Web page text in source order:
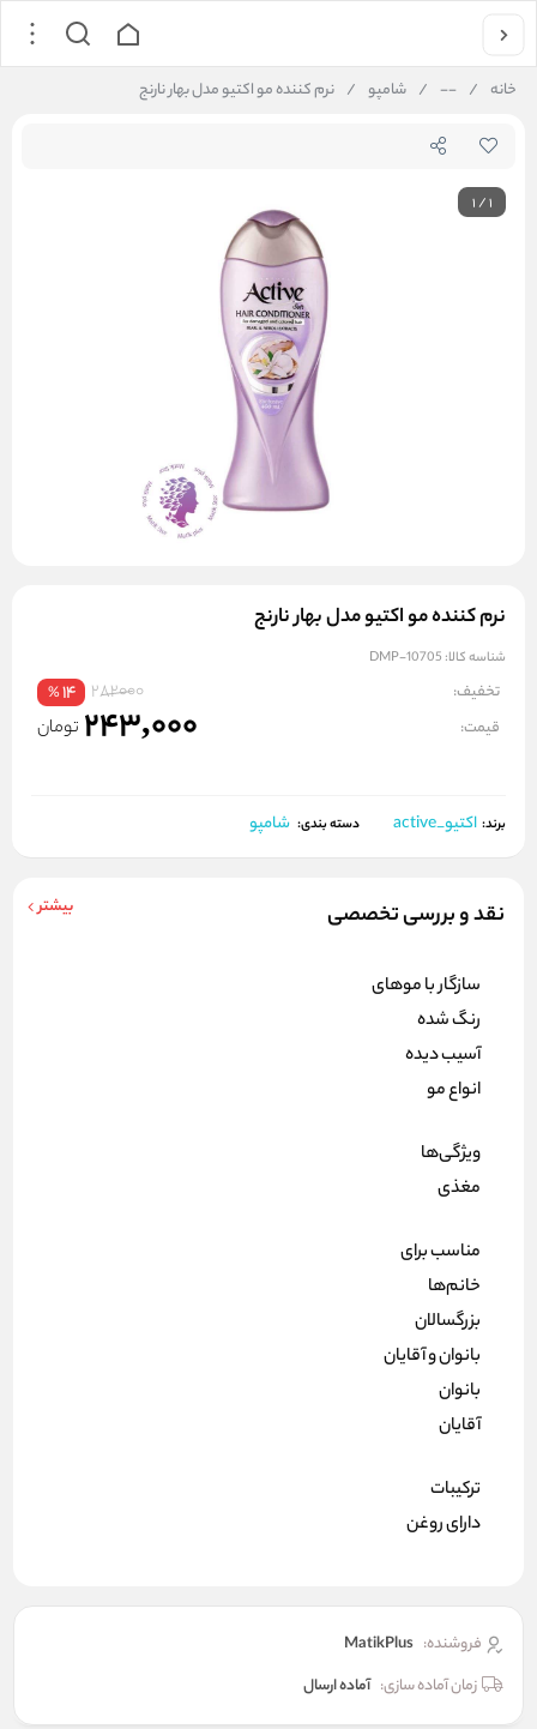
خانه /
--
/ شامپو / نرم کننده مو اکتیو مدل بهار نارنج
1/1
نرم کننده مو اکتیو مدل بهار نارنج
شناسه کالا: DMP-10705
تخفیف: 282000
14
%
قیمت: 243,000 تومان
برند: اکتیو_active دسته بندی: شامپو
نقد و بررسی تخصصی بیشتر
سازگار با موهای
رنگ شده
آسیب دیده
انواع مو
ویژگی‌ها
مغذی
مناسب برای
خانم‌ها
بزرگسالان
بانوان و آقایان
بانوان
آقایان
ترکیبات
دارای روغن
فروشنده: MatikPlus
زمان آماده سازی: آماده ارسال